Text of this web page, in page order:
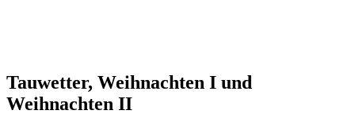
Tauwetter, Weihnachten I und
Weihnachten II